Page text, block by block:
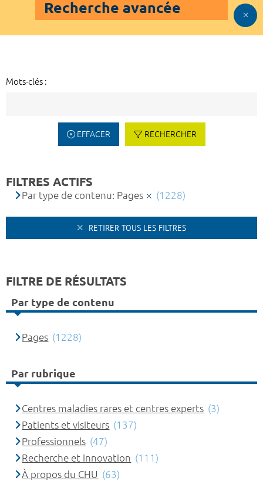
Recherche avancée
Mots-clés :
EFFACER RECHERCHER
FILTRES ACTIFS
Par type de contenu: Pages (1228)
RETIRER TOUS LES FILTRES
FILTRE DE RÉSULTATS
Par type de contenu
Pages (1228)
Par rubrique
Centres maladies rares et centres experts (3)
Patients et visiteurs (137)
Professionnels (47)
Recherche et innovation (111)
À propos du CHU (63)